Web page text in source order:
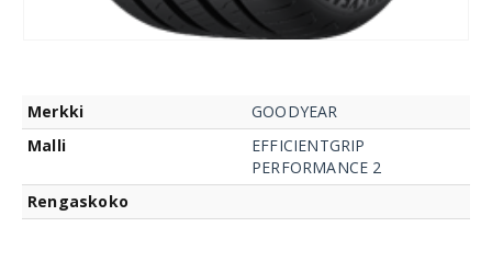
Merkki
GOODYEAR
Malli
EFFICIENTGRIP
PERFORMANCE 2
Rengaskoko